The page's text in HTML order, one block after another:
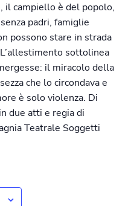
il campiello è del popolo,
padri, famiglie
possono stare in strada
sottolinea
il miracolo della
che lo circondava e
è solo violenza. Di
due atti e regia di
Teatrale Soggetti